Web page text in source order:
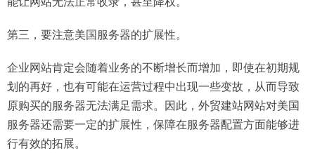
第三，要注意美国服务器的扩展性。
企业网站肯定会随着业务的不断增长而增加，即使在初期规
划的再好，也有可能在运营过程中出现一些变故，从而导致
原购买的服务器无法满足需求。因此，外贸建站网站对美国
服务器还需要一定的扩展性，保障在服务器配置方面能够进
行有效的拓展。